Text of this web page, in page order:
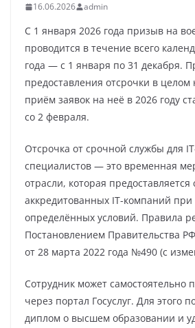
16.06.2026 admin
С 1 января 2026 года призыв на
проводится в течение всего
года — с 1 января по 31 декабря.
предоставления отсрочки в
приём заявок на неё в 2026 году
со 2 февраля.
Отсрочка от срочной службы для
специалистов — это временная
отрасли, которая предоставляется
аккредитованных IT-компаний
определённых условий. Правила
Постановлением Правительства РФ
от 28 марта 2022 года №490 (с
Сотрудник может самостоятельно
через портал Госуслуг. Для этого
диплом о высшем образовании и